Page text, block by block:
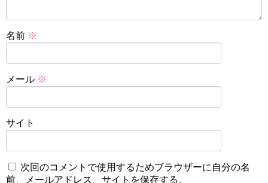
名前 ※
メール ※
サイト
次回のコメントで使用するためブラウザーに自分の名
前、メールアドレス、サイトを保存する。